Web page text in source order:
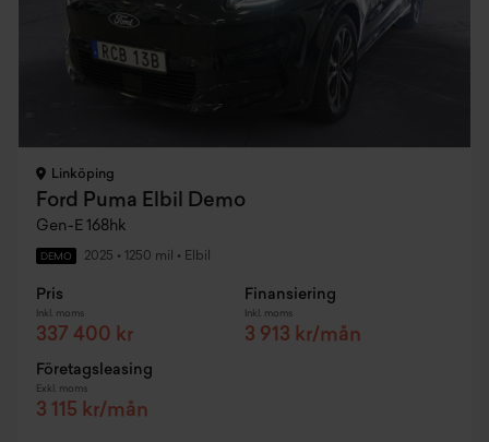
Linköping
Ford Puma Elbil Demo
Gen-E 168hk
DEMO 2025 • 1250 mil • Elbil
Pris
Inkl. moms
337 400 kr
Finansiering
Inkl. moms
3 913 kr/mån
Företagsleasing
Exkl. moms
3 115 kr/mån